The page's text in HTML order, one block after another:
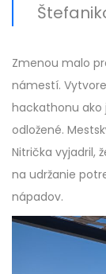
Zmenou malo
námestí.
hackathonu ako
odložené.
Nitrička vyjadril,
na udržanie
nápadov.